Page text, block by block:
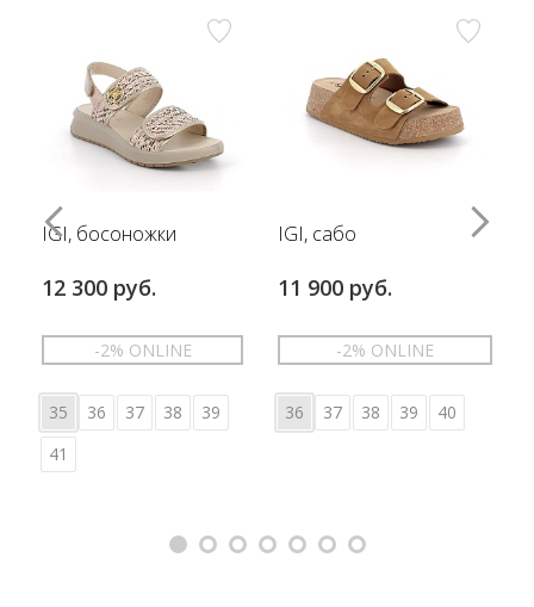
IGI, босоножки
12 300 руб.
-2% ONLINE
35 36 37 38
39
41
IGI, сабо
11 900 руб.
-2% ONLINE
36 37 38 39 40